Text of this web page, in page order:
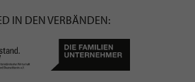
IN DEN VERBÄNDEN: